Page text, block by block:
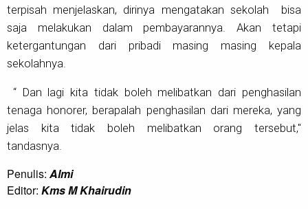
terpisah menjelaskan, dirinya mengatakan sekolah bisa
saja melakukan dalam pembayarannya. Akan tetapi
ketergantungan dari pribadi masing masing kepala
sekolahnya.
“ Dan lagi kita tidak boleh melibatkan dari penghasilan
tenaga honorer, berapalah penghasilan dari mereka, yang
jelas kita tidak boleh melibatkan orang tersebut,"
tandasnya.
Penulis: Almi
Editor: Kms M Khairudin